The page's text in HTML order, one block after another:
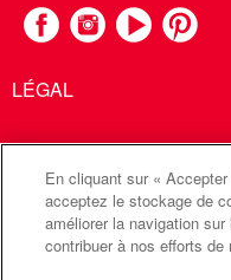
LÉGAL
United Methodist
En cliquant sur «
acceptez le stockage de
améliorer la navigation
contribuer à nos efforts de